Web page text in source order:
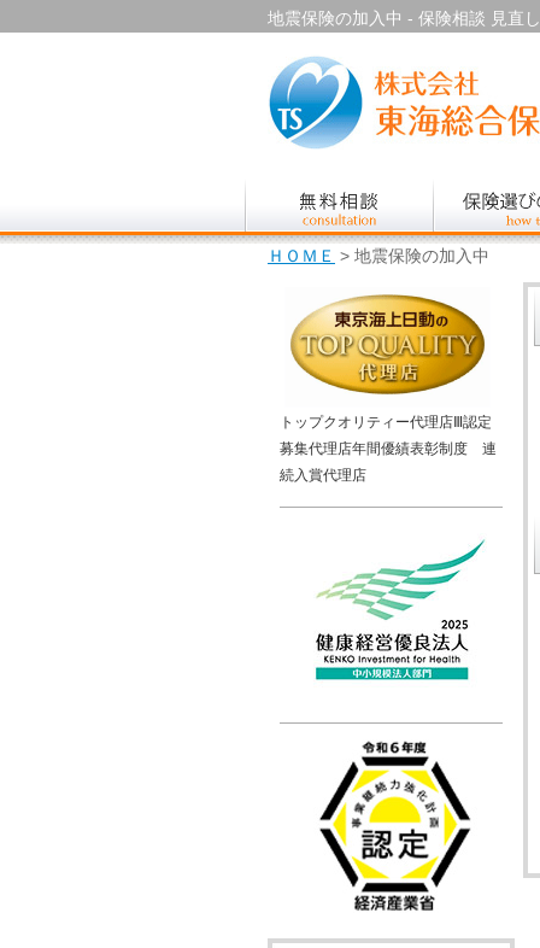
地震保険の加入中 - 保険相談 見直
ＨＯＭＥ > 地震保険の加入中
トップクオリティー代理店Ⅲ認定
募集代理店年間優績表彰制度 連
続入賞代理店